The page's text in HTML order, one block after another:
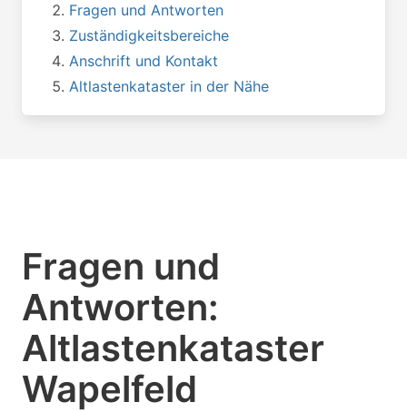
Fragen und Antworten
Zuständigkeitsbereiche
Anschrift und Kontakt
Altlastenkataster in der Nähe
Fragen und
Antworten:
Altlastenkataster
Wapelfeld